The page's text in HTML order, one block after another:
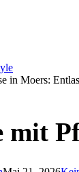
in Moers: